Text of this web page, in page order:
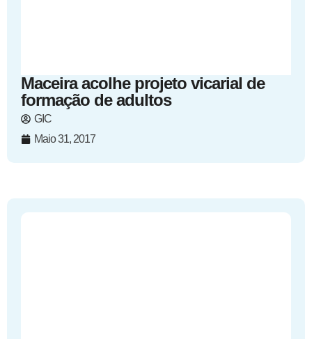
Maceira acolhe projeto vicarial de
formação de adultos
GIC
Maio 31, 2017